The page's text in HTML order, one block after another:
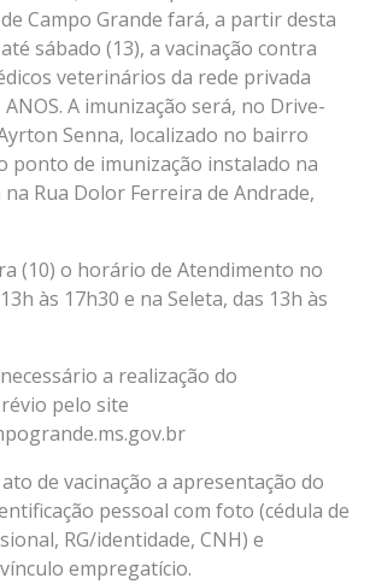
Campo Grande fará, a partir desta
sábado (13), a vacinação contra
veterinários da rede privada
ANOS. A imunização será, no Drive-
Senna, localizado no bairro
ponto de imunização instalado na
na Rua Dolor Ferreira de Andrade,
(10) o horário de Atendimento no
às 17h30 e na Seleta, das 13h às
a realização do
pelo site
de vacinação a apresentação do
pessoal com foto (cédula de
RG/identidade, CNH) e
empregatício.